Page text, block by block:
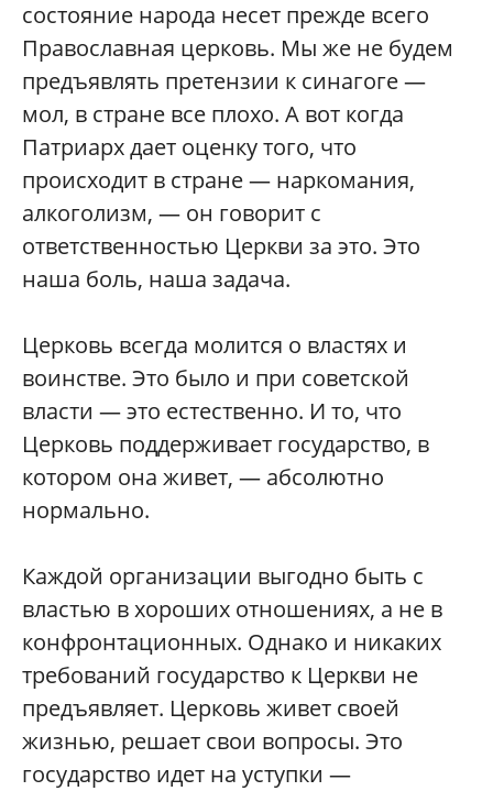
состояние народа несет прежде всего
Православная церковь. Мы же не будем
предъявлять претензии к синагоге —
мол, в стране все плохо. А вот когда
Патриарх дает оценку того, что
происходит в стране — наркомания,
алкоголизм, — он говорит с
ответственностью Церкви за это. Это
наша боль, наша задача.
Церковь всегда молится о властях и
воинстве. Это было и при советской
власти — это естественно. И то, что
Церковь поддерживает государство, в
котором она живет, — абсолютно
нормально.
Каждой организации выгодно быть с
властью в хороших отношениях, а не в
конфронтационных. Однако и никаких
требований государство к Церкви не
предъявляет. Церковь живет своей
жизнью, решает свои вопросы. Это
государство идет на уступки —